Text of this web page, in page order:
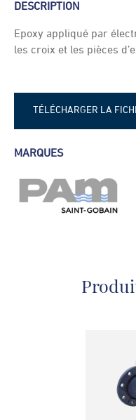
DESCRIPTION
Epoxy appliqué par
les croix et les pièces
TÉLÉCHARGER LA
MARQUES